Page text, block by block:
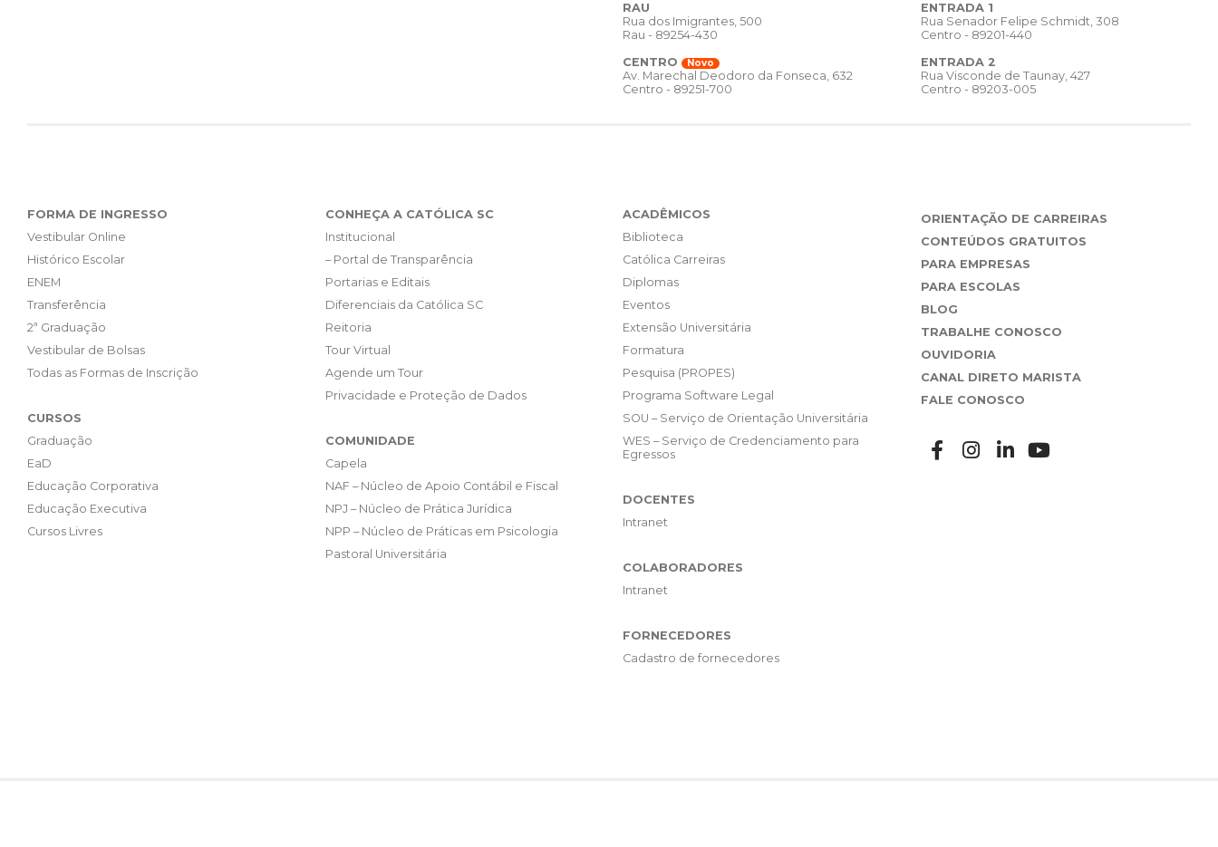
RAU
Rua dos Imigrantes, 500
Rau - 89254-430
CENTRO
Novo
Av. Marechal Deodoro da Fonseca, 632
Centro - 89251-700
ENTRADA 1
Rua Senador Felipe Schmidt, 308
Centro - 89201-440
ENTRADA 2
Rua Visconde de Taunay, 427
Centro - 89203-005
FORMA DE INGRESSO
Vestibular Online
Histórico Escolar
ENEM
Transferência
2ª Graduação
Vestibular de Bolsas
Todas as Formas de Inscrição
CURSOS
Graduação
EaD
Educação Corporativa
Educação Executiva
Cursos Livres
CONHEÇA A CATÓLICA SC
Institucional
– Portal de Transparência
Portarias e Editais
Diferenciais da Católica SC
Reitoria
Tour Virtual
Agende um Tour
Privacidade e Proteção de Dados
COMUNIDADE
Capela
NAF – Núcleo de Apoio Contábil e Fiscal
NPJ – Núcleo de Prática Jurídica
NPP – Núcleo de Práticas em Psicologia
Pastoral Universitária
ACADÊMICOS
Biblioteca
Católica Carreiras
Diplomas
Eventos
Extensão Universitária
Formatura
Pesquisa (PROPES)
Programa Software Legal
SOU – Serviço de Orientação Universitária
WES – Serviço de Credenciamento para
Egressos
DOCENTES
Intranet
COLABORADORES
Intranet
FORNECEDORES
Cadastro de fornecedores
ORIENTAÇÃO DE CARREIRAS
CONTEÚDOS GRATUITOS
PARA EMPRESAS
PARA ESCOLAS
BLOG
TRABALHE CONOSCO
OUVIDORIA
CANAL DIRETO MARISTA
FALE CONOSCO